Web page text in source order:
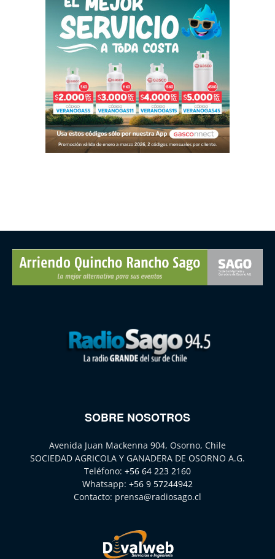
SOBRE NOSOTROS
Avenida Juan Mackenna 904, Osorno, Chile
SOCIEDAD AGRICOLA Y GANADERA DE OSORNO A.G.
Teléfono: +56 64 223 2160
Whatsapp: +56 9 57244942
Contacto: prensa@radiosago.cl